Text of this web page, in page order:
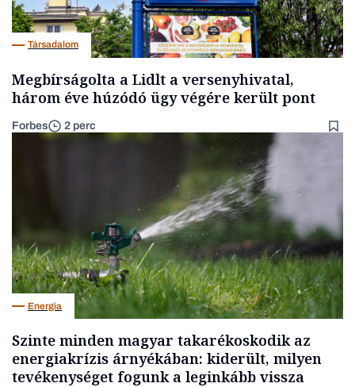
Társadalom
Megbírságolta a Lidlt a versenyhivatal,
három éve húzódó ügy végére került pont
Forbes 2 perc
Energia
Szinte minden magyar takarékoskodik az
energiakrízis árnyékában: kiderült, milyen
tevékenységet fogunk a leginkább vissza